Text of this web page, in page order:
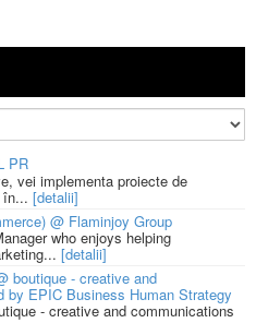
PR
vei implementa proiecte de
în... [detalii]
@ Flaminjoy Group
who enjoys helping
[detalii]
boutique - creative and
by EPIC Business Human Strategy
- creative and communications